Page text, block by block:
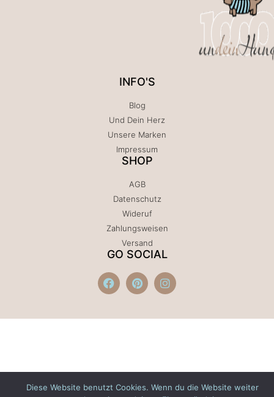
INFO'S
Blog
Und Dein Herz
Unsere Marken
Impressum
SHOP
AGB
Datenschutz
Wideruf
Zahlungsweisen
Versand
GO SOCIAL
Diese Website benutzt Cookies. Wenn du die Website weiter